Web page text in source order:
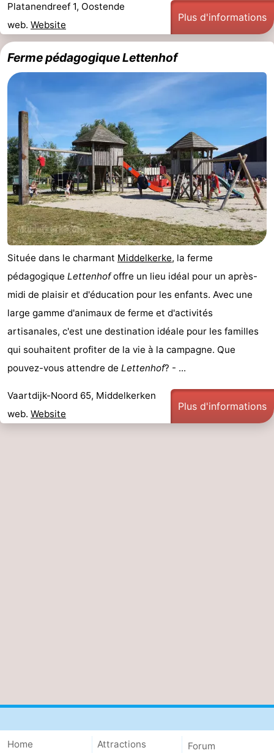
Platanendreef 1, Oostende
web. Website
Plus d'informations
Ferme pédagogique Lettenhof
Située dans le charmant Middelkerke, la ferme
pédagogique Lettenhofoffre un lieu idéal pour un après-
midi de plaisir et d'éducation pour les enfants. Avec une
large gamme d'animaux de ferme et d'activités
artisanales, c'est une destination idéale pour les familles
qui souhaitent profiter de la vie à la campagne. Que
pouvez-vous attendre de Lettenhof? - ...
Vaartdijk-Noord 65, Middelkerken
web. Website
Plus d'informations
Home
Attractions
Forum